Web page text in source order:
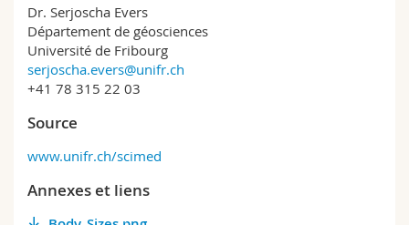
Dr. Serjoscha Evers
Département de géosciences
Université de Fribourg
serjoscha.evers@unifr.ch
+41 78 315 22 03
Source
www.unifr.ch/scimed
Annexes et liens